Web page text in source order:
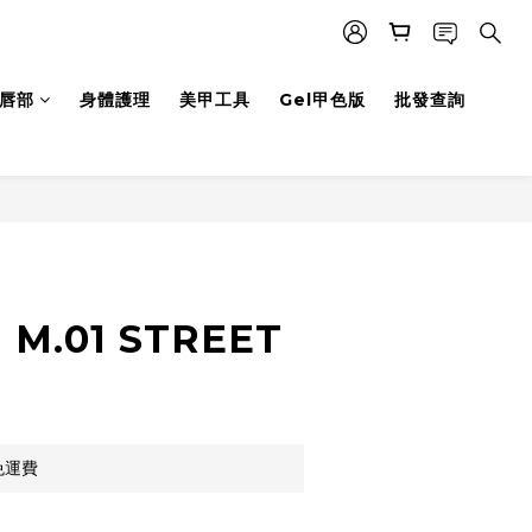
部 身體護理 美甲工具 Gel甲色版 批發查詢
STREET
費